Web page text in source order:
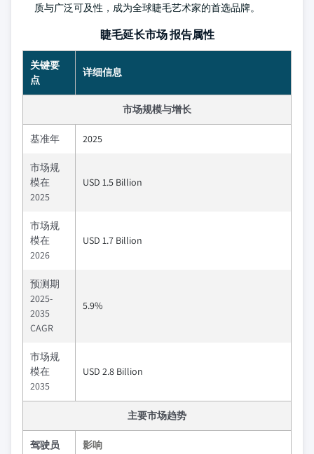
质与广泛可及性，成为全球睫毛艺术家的首选品牌。
睫毛延长市场 报告属性
关键要
点
详细信息
市场规模与增长
基准年 2025
市场规
模在
2025
USD 1.5 Billion
市场规
模在
2026
USD 1.7 Billion
预测期
2025-
2035
CAGR
5.9%
市场规
模在
2035
USD 2.8 Billion
主要市场趋势
驾驶员 影响